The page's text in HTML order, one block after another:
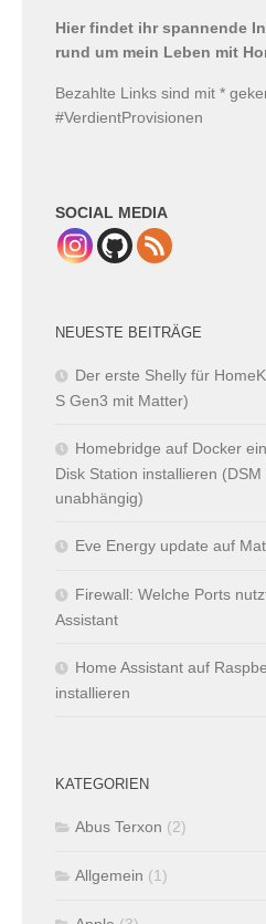
Hier findet ihr spannende
rund um mein Leben mit
Bezahlte Links sind mit *
#VerdientProvisionen
SOCIAL MEDIA
NEUESTE BEITRÄGE
Der erste Shelly für
S Gen3 mit Matter)
Homebridge auf Docker
Disk Station installieren (DSM
unabhängig)
Eve Energy update auf
Firewall: Welche Ports
Assistant
Home Assistant auf
installieren
KATEGORIEN
Abus Terxon (2)
Allgemein (1)